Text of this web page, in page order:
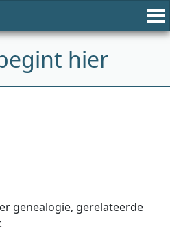
hier
genealogie, gerelateerde